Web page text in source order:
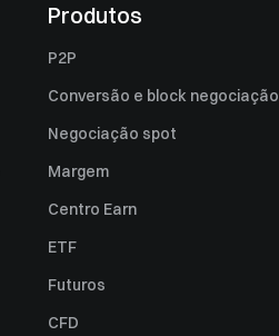
Produtos
P2P
Conversão e block negociação
Negociação spot
Margem
Centro Earn
ETF
Futuros
CFD